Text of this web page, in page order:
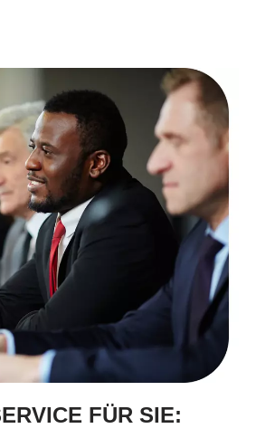
FÜR SIE: